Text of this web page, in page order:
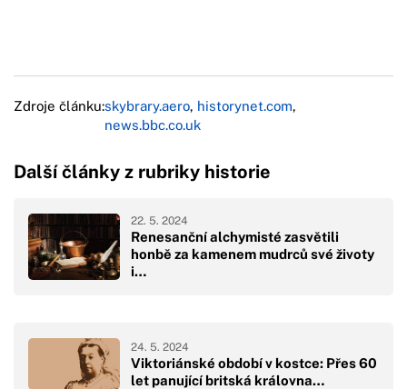
Zdroje článku:skybrary.aero, historynet.com,
news.bbc.co.uk
Další články z rubriky historie
Renesanční alchymisté zasvětili
honbě za kamenem mudrců své životy
i…
22. 5. 2024
Viktoriánské období v kostce: Přes 60
let panující britská královna…
24. 5. 2024